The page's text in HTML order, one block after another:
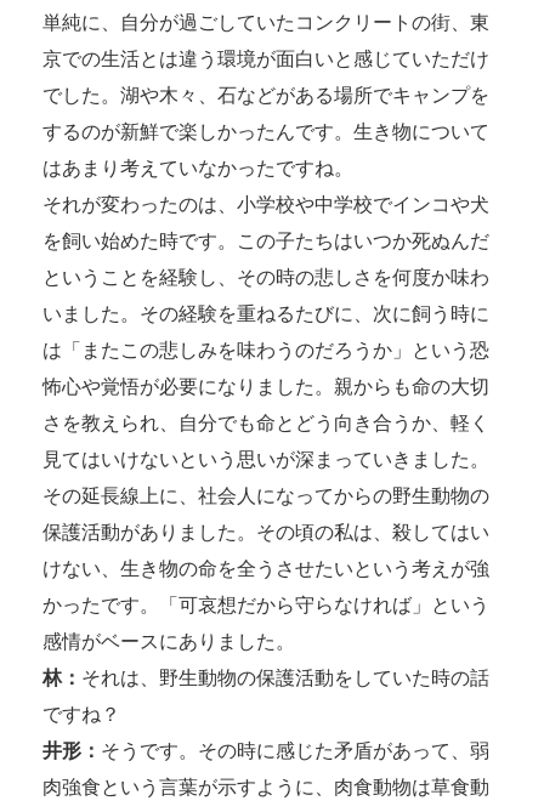
単純に、自分が過ごしていたコンクリートの街、東
京での生活とは違う環境が面白いと感じていただけ
でした。湖や木々、石などがある場所でキャンプを
するのが新鮮で楽しかったんです。生き物について
はあまり考えていなかったですね。
それが変わったのは、小学校や中学校でインコや犬
を飼い始めた時です。この子たちはいつか死ぬんだ
ということを経験し、その時の悲しさを何度か味わ
いました。その経験を重ねるたびに、次に飼う時に
は「またこの悲しみを味わうのだろうか」という恐
怖心や覚悟が必要になりました。親からも命の大切
さを教えられ、自分でも命とどう向き合うか、軽く
見てはいけないという思いが深まっていきました。
その延長線上に、社会人になってからの野生動物の
保護活動がありました。その頃の私は、殺してはい
けない、生き物の命を全うさせたいという考えが強
かったです。「可哀想だから守らなければ」という
感情がベースにありました。
林： それは、野生動物の保護活動をしていた時の話
ですね？
井形： そうです。その時に感じた矛盾があって、弱
肉強食という言葉が示すように、肉食動物は草食動